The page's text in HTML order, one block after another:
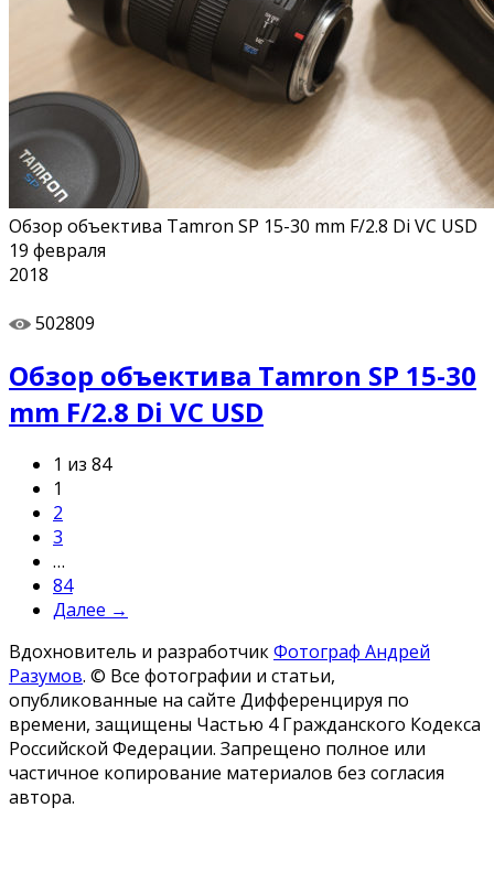
Обзор объектива Tamron SP 15-30 mm F/2.8 Di VC USD
19 февраля
2018
502809
Обзор объектива Tamron SP 15-30
mm F/2.8 Di VC USD
1 из 84
1
2
3
…
84
Далее →
Вдохновитель и разработчикФотограф Андрей
Разумов. © Все фотографии и статьи,
опубликованные на сайте Дифференцируя по
времени, защищены Частью 4 Гражданского Кодекса
Российской Федерации. Запрещено полное или
частичное копирование материалов без согласия
автора.